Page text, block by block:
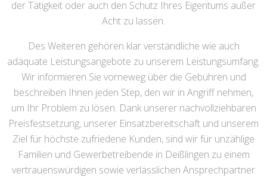
der Tätigkeit oder auch den Schutz Ihres Eigentums außer
Acht zu lassen.
Des Weiteren gehören klar verständliche wie auch
adäquate Leistungsangebote zu unserem Leistungsumfang.
Wir informieren Sie vorneweg über die Gebühren und
beschreiben Ihnen jeden Step, den wir in Angriff nehmen,
um Ihr Problem zu lösen. Dank unserer nachvollziehbaren
Preisfestsetzung, unserer Einsatzbereitschaft und unserem
Ziel für höchste zufriedene Kunden, sind wir für unzählige
Familien und Gewerbetreibende in Deißlingen zu einem
vertrauenswürdigen sowie verlässlichen Ansprechpartner